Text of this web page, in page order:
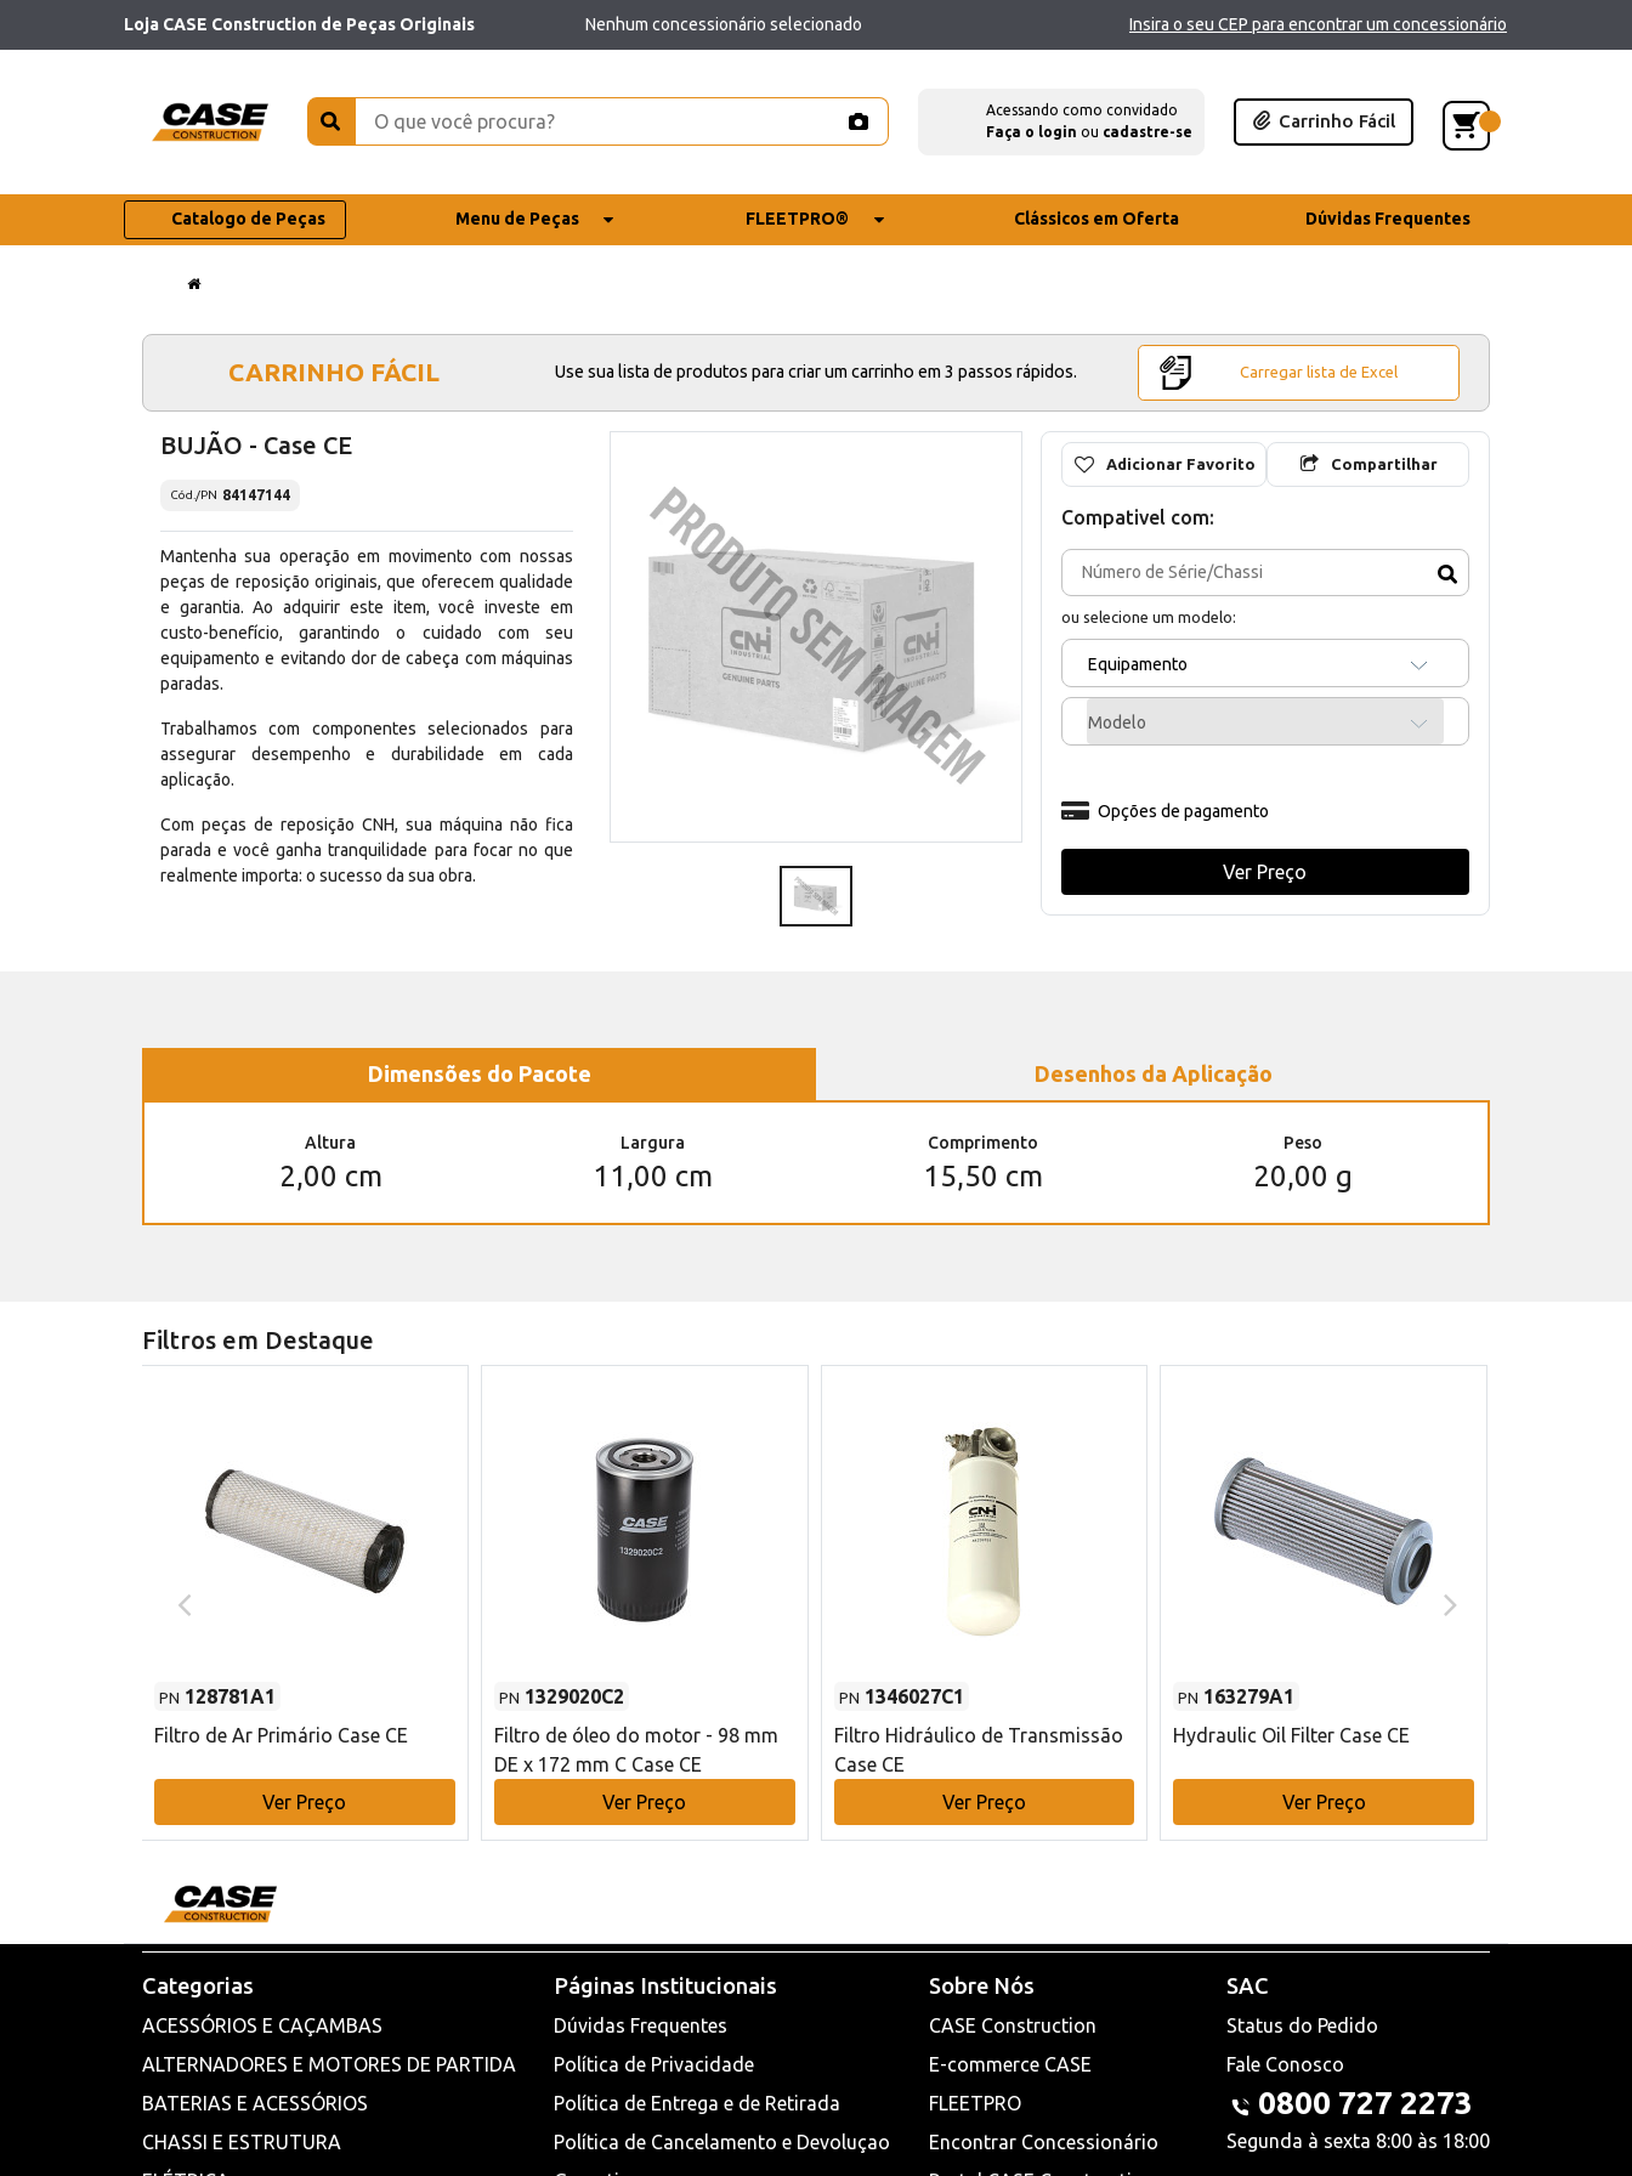
Loja CASE Construction de Peças Originais Nenhum concessionário selecionado Insira o seu CEP para encontrar um concessionário
Acessando como convidado
Faça o login ou cadastre-se
Carrinho Fácil
Catalogo de Peças Menu de Peças FLEETPRO® Clássicos em Oferta Dúvidas Frequentes
CARRINHO FÁCIL Use sua lista de produtos para criar um carrinho em 3 passos rápidos. Carregar lista de Excel
BUJÃO - Case CE
Cód./PN 84147144
Mantenha sua operação em movimento com nossas
peças de reposição originais, que oferecem qualidade
e garantia. Ao adquirir este item, você investe em
custo-benefício, garantindo o cuidado com seu
equipamento e evitando dor de cabeça com máquinas
paradas.
Trabalhamos com componentes selecionados para
assegurar desempenho e durabilidade em cada
aplicação.
Com peças de reposição CNH, sua máquina não fica
parada e você ganha tranquilidade para focar no que
realmente importa: o sucesso da sua obra.
Adicionar Favorito Compartilhar
Compativel com:
ou selecione um modelo:
Equipamento
Modelo
Opções de pagamento
Ver Preço
Dimensões do Pacote Desenhos da Aplicação
Altura
2,00 cm
Largura
11,00 cm
Comprimento
15,50 cm
Peso
20,00 g
Filtros em Destaque
PN 128781A1
Filtro de Ar Primário Case CE
Ver Preço
PN 1329020C2
Filtro de óleo do motor - 98 mm
DE x 172 mm C Case CE
Ver Preço
PN 1346027C1
Filtro Hidráulico de Transmissão
Case CE
Ver Preço
PN 163279A1
Hydraulic Oil Filter Case CE
Ver Preço
Categorias
ACESSÓRIOS E CAÇAMBAS
ALTERNADORES E MOTORES DE PARTIDA
BATERIAS E ACESSÓRIOS
CHASSI E ESTRUTURA
Páginas Institucionais
Dúvidas Frequentes
Política de Privacidade
Política de Entrega e de Retirada
Política de Cancelamento e Devoluçao
Sobre Nós
CASE Construction
E-commerce CASE
FLEETPRO
Encontrar Concessionário
SAC
Status do Pedido
Fale Conosco
0800 727 2273
Segunda à sexta 8:00 às 18:00